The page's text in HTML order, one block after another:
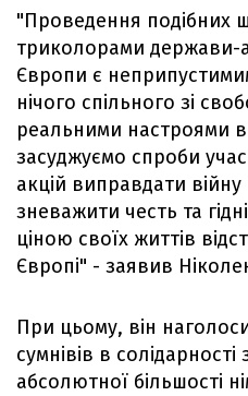
"Проведення подібних
триколорами держави-
Європи є
нічого спільного зі
реальними настроями в
засуджуємо спроби
акцій виправдати війну
зневажити честь та
ціною своїх життів
Європі" - заявив
При цьому, він
сумнівів в
абсолютної більшості